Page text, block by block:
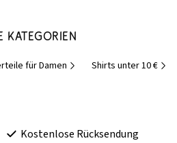
Kategorien
für Damen Shirts unter 10 €
Kostenlose Rücksendung